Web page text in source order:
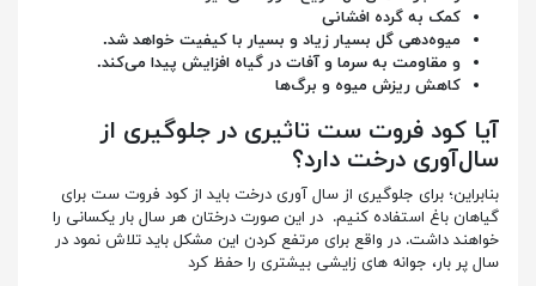
کمک به گرده افشانی
میوه‌دهی گل بسیار زیاد و بسیار با کیفیت خواهد شد.
و مقاومت به سرما و آفات در گیاه افزایش پیدا می‌کند.
کاهش ریزش میوه و برگ‌ها
آیا کود فروت ست تاثیری در جلوگیری از
سال‌آوری درخت دارد؟
بنابراین؛ برای جلوگیری از سال آوری درخت باید از کود فروت ست برای
گیاهان باغ استفاده کنیم. در این صورت درختان هر سال بار یکسانی را
خواهند داشت. در واقع برای مرتفع کردن این مشکل باید تلاش نمود در
سال پر بار، جوانه های زایشی بیشتری را حفظ کرد